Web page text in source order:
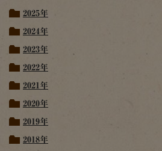
2025年
2024年
2023年
2022年
2021年
2020年
2019年
2018年